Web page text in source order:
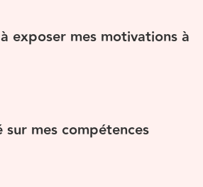
exposer mes motivations à
sur mes compétences